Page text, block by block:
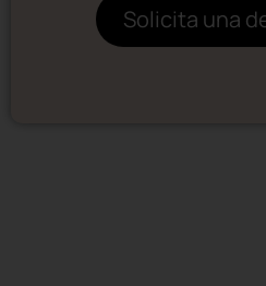
Solicita una